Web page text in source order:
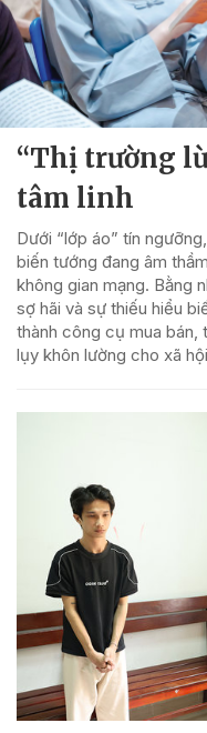
“Thị trường
tâm linh
Dưới “lớp áo” tín
biến tướng đang âm
không gian mạng. Bằng
sợ hãi và sự thiếu hiểu
thành công cụ mua bán,
lụy khôn lường cho xã